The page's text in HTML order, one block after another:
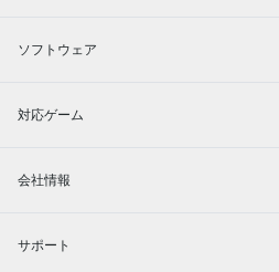
ソフトウェア
対応ゲーム
会社情報
サポート